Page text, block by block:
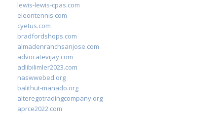
lewis-lewis-cpas.com
eleontennis.com
cyetus.com
bradfordshops.com
almadenranchsanjose.com
advocatevijay.com
adlibilimler2023.com
naswwebed.org
balithut-manado.org
alteregotradingcompany.org
aprce2022.com